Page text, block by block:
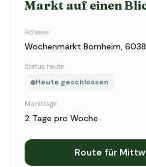
Markt auf einen
Adresse
Wochenmarkt Bornheim,
Status heute
Heute geschlossen
Markttage
2 Tage pro Woche
Route für